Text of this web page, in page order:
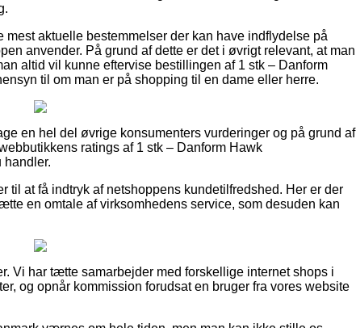
aktuelle bestemmelser der kan have indflydelse på
anvender. På grund af dette er det i øvrigt relevant, at man
altid vil kunne eftervise bestillingen af 1 stk – Danform
til om man er på shopping til en dame eller herre.
en hel del øvrige konsumenters vurderinger og på grund af
ratings af 1 stk – Danform Hawk
handler.
at få indtryk af netshoppens kundetilfredshed. Her er der
en omtale af virksomhedens service, som desuden kan
Vi har tætte samarbejder med forskellige internet shops i
og opnår kommission forudsat en bruger fra vores website